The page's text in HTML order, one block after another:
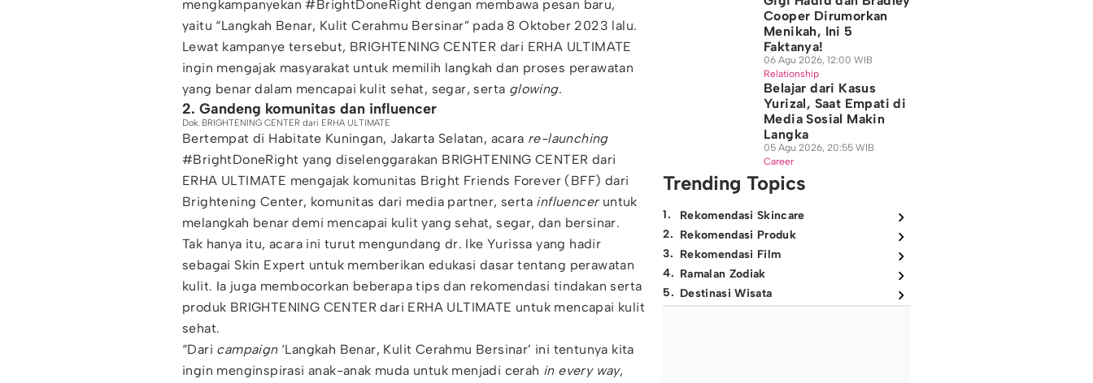
mengkampanyekan #BrightDoneRight dengan membawa pesan baru,
yaitu “Langkah Benar, Kulit Cerahmu Bersinar” pada 8 Oktober 2023 lalu.
Lewat kampanye tersebut, BRIGHTENING CENTER dari ERHA ULTIMATE
ingin mengajak masyarakat untuk memilih langkah dan proses perawatan
yang benar dalam mencapai kulit sehat, segar, serta glowing.
2. Gandeng komunitas dan influencer
Dok. BRIGHTENING CENTER dari ERHA ULTIMATE
Bertempat di Habitate Kuningan, Jakarta Selatan, acara re-launching
#BrightDoneRight yang diselenggarakan BRIGHTENING CENTER dari
ERHA ULTIMATE mengajak komunitas Bright Friends Forever (BFF) dari
Brightening Center, komunitas dari media partner, serta influenceruntuk
melangkah benar demi mencapai kulit yang sehat, segar, dan bersinar.
Tak hanya itu, acara ini turut mengundang dr. Ike Yurissa yang hadir
sebagai Skin Expert untuk memberikan edukasi dasar tentang perawatan
kulit. Ia juga membocorkan beberapa tips dan rekomendasi tindakan serta
produk BRIGHTENING CENTER dari ERHA ULTIMATE untuk mencapai kulit
sehat.
“Dari campaign‘Langkah Benar, Kulit Cerahmu Bersinar’ ini tentunya kita
ingin menginspirasi anak-anak muda untuk menjadi cerah in every way,
Cooper Dirumorkan
Menikah, Ini 5
Faktanya!
06 Agu 2026, 12:00 WIB
Relationship
Belajar dari Kasus
Yurizal, Saat Empati di
Media Sosial Makin
Langka
05 Agu 2026, 20:55 WIB
Career
Trending Topics
1.
Rekomendasi Skincare
2. Rekomendasi Produk
3. Rekomendasi Film
4. Ramalan Zodiak
5. Destinasi Wisata